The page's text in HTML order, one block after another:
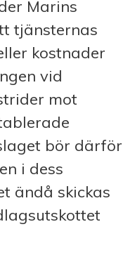
Marins
tjänsternas
kostnader
vid
mot
bör därför
i dess
ändå skickas